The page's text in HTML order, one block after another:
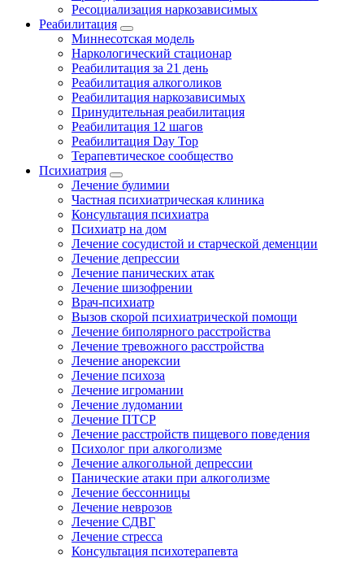
Ресоциализация наркозависимых
Реабилитация
Миннесотская модель
Наркологический стационар
Реабилитация за 21 день
Реабилитация алкоголиков
Реабилитация наркозависимых
Принудительная реабилитация
Реабилитация 12 шагов
Реабилитация Day Top
Терапевтическое сообщество
Психиатрия
Лечение булимии
Частная психиатрическая клиника
Консультация психиатра
Психиатр на дом
Лечение сосудистой и старческой деменции
Лечение депрессии
Лечение панических атак
Лечение шизофрении
Врач-психиатр
Вызов скорой психиатрической помощи
Лечение биполярного расстройства
Лечение тревожного расстройства
Лечение анорексии
Лечение психоза
Лечение игромании
Лечение лудомании
Лечение ПТСР
Лечение расстройств пищевого поведения
Психолог при алкоголизме
Лечение алкогольной депрессии
Панические атаки при алкоголизме
Лечение бессонницы
Лечение неврозов
Лечение СДВГ
Лечение стресса
Консультация психотерапевта